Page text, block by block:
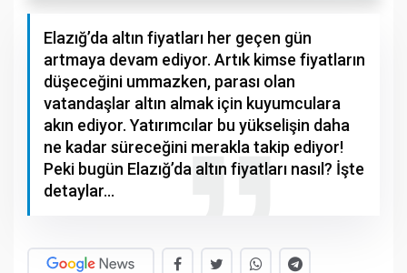
Elazığ’da altın fiyatları her geçen gün
artmaya devam ediyor. Artık kimse fiyatların
düşeceğini ummazken, parası olan
vatandaşlar altın almak için kuyumculara
akın ediyor. Yatırımcılar bu yükselişin daha
ne kadar süreceğini merakla takip ediyor!
Peki bugün Elazığ’da altın fiyatları nasıl? İşte
detaylar…